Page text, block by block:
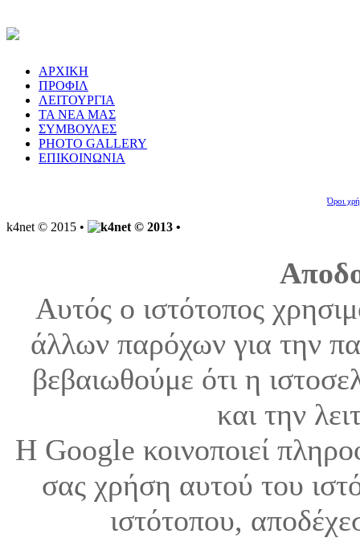
ΑΡΧΙΚΗ
ΠΡΟΦΙΛ
ΛΕΙΤΟΥΡΓΙΑ
ΤΑ ΝΕΑ ΜΑΣ
ΣΥΜΒΟΥΛΕΣ
PHOTO GALLERY
ΕΠΙΚΟΙΝΩΝΙΑ
Όροι
k4net © 2015 •
Αυτός ο ιστότοπος
άλλων παρόχων για την
βεβαιωθούμε ότι η
και την
Η Google κοινοποιεί
σας χρήση αυτού του
ιστότοπου,